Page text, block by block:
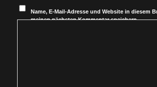
Name, E-Mail-Adresse und Website in diesem
meinen nächsten Kommentar speichern.